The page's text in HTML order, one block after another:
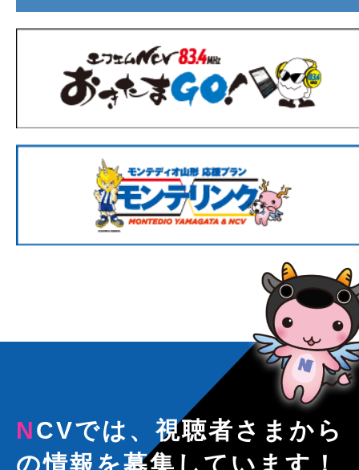
NCVでは、視聴者さまから
の情報を募集しています！